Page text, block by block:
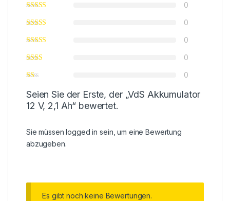
0
0
0
0
0
Seien Sie der Erste, der „VdS Akkumulator
12 V, 2,1 Ah“ bewertet.
Sie müssenlogged in sein, um eine Bewertung
abzugeben.
Es gibt noch keine Bewertungen.